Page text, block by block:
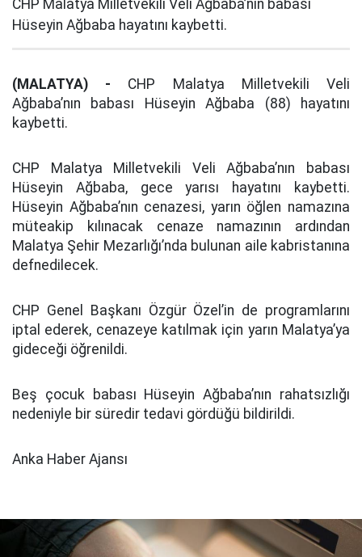
CHP Malatya Milletvekili Veli Ağbaba’nın babası
Hüseyin Ağbaba hayatını kaybetti.
(MALATYA) - CHP Malatya Milletvekili Veli
Ağbaba’nın babası Hüseyin Ağbaba (88) hayatını
kaybetti.
CHP Malatya Milletvekili Veli Ağbaba’nın babası
Hüseyin Ağbaba, gece yarısı hayatını kaybetti.
Hüseyin Ağbaba’nın cenazesi, yarın öğlen namazına
müteakip kılınacak cenaze namazının ardından
Malatya Şehir Mezarlığı’nda bulunan aile kabristanına
defnedilecek.
CHP Genel Başkanı Özgür Özel’in de programlarını
iptal ederek, cenazeye katılmak için yarın Malatya’ya
gideceği öğrenildi.
Beş çocuk babası Hüseyin Ağbaba’nın rahatsızlığı
nedeniyle bir süredir tedavi gördüğü bildirildi.
Anka Haber Ajansı